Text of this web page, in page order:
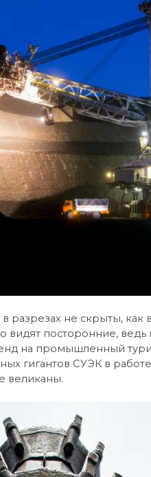
разрезах не скрыты, как
посторонние, ведь
на промышленный
гигантов СУЭК в
великаны.